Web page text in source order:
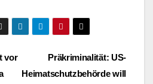
Präkriminalität: US-
Heimatschutzbehörde will
vor